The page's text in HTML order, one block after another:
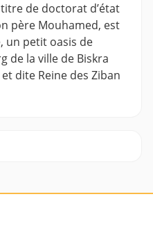
de doctorat d’état
père Mouhamed, est
un petit oasis de
de la ville de Biskra
dite Reine des Ziban